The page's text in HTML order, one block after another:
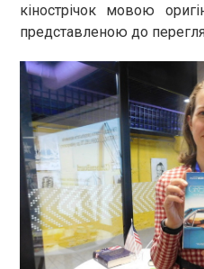
кінострічок мовою
представленою до